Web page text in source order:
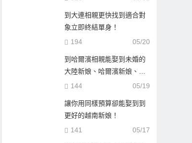
到大連相親更快找到適合對
象立即終結單身！
05/20
194
到哈爾濱相親能娶到未婚的
大陸新娘、哈爾濱新娘、東
北新娘嗎？
05/19
144
讓你用同樣預算卻能娶到到
更好的越南新娘！
05/17
141